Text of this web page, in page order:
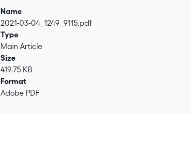
Name
2021-03-04_1249_9115.pdf
Type
Main Article
Size
419.75 KB
Format
Adobe PDF